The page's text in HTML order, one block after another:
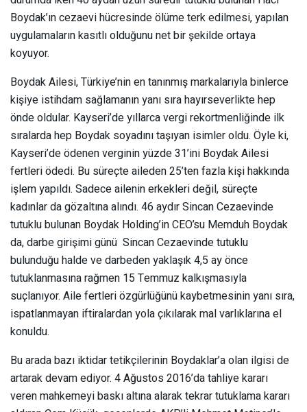
Boydak’ın cezaevi hücresinde ölüme terk edilmesi, yapılan
uygulamaların kasıtlı olduğunu net bir şekilde ortaya
koyuyor.
Boydak Ailesi, Türkiye’nin en tanınmış markalarıyla binlerce
kişiye istihdam sağlamanın yanı sıra hayırseverlikte hep
önde oldular. Kayseri’de yıllarca vergi rekortmenliğinde ilk
sıralarda hep Boydak soyadını taşıyan isimler oldu. Öyle ki,
Kayseri’de ödenen verginin yüzde 31’ini Boydak Ailesi
fertleri ödedi. Bu süreçte aileden 25’ten fazla kişi hakkında
işlem yapıldı. Sadece ailenin erkekleri değil, süreçte
kadınlar da gözaltına alındı. 46 aydır Sincan Cezaevinde
tutuklu bulunan Boydak Holding’in CEO’su Memduh Boydak
da, darbe girişimi günü Sincan Cezaevinde tutuklu
bulunduğu halde ve darbeden yaklaşık 4,5 ay önce
tutuklanmasına rağmen 15 Temmuz kalkışmasıyla
suçlanıyor. Aile fertleri özgürlüğünü kaybetmesinin yanı sıra,
ispatlanmayan iftiralardan yola çıkılarak mal varlıklarına el
konuldu.
Bu arada bazı iktidar tetikçilerinin Boydaklar’a olan ilgisi de
artarak devam ediyor. 4 Ağustos 2016’da tahliye kararı
veren mahkemeyi baskı altına alarak tekrar tutuklama kararı